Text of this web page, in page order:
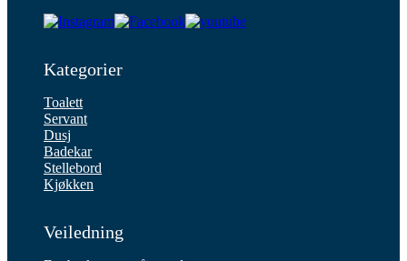
Kategorier
Toalett
Servant
Dusj
Badekar
Stellebord
Kjøkken
Veiledning